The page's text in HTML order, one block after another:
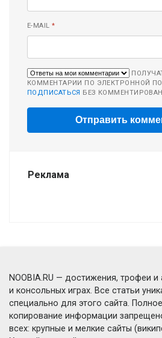
E-MAIL*
КОММЕНТАРИИ ПО ЭЛЕКТРОННОЙ
ПОДПИСАТЬСЯ БЕЗ
Реклама
NOOBIA.RU — достижения, трофеи
и консольных играх. Все статьи
специально для этого сайта.
копирование информации
всех: крупные и мелкие сайты